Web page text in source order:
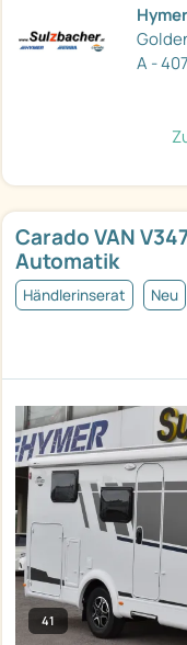
A -
Carado VAN
Automatik
Händlerinserat Neu
41